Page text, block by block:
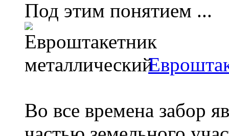
Под этим понятием ...
Во все времена забор